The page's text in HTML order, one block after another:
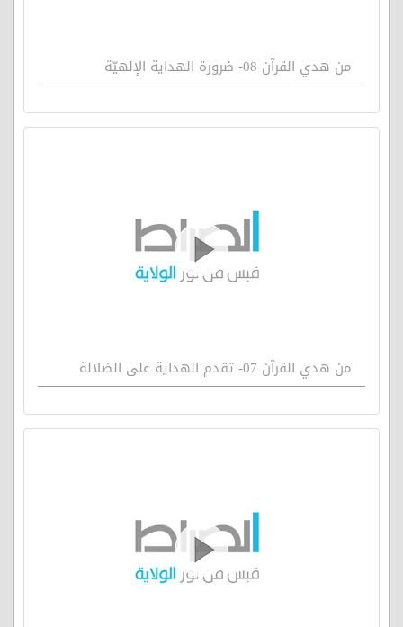
من هدي القرآن 08- ضرورة الهداية الإلهيّة
من هدي القرآن 07- تقدم الهداية على الضلالة